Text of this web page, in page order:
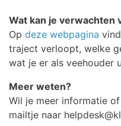
Wat kan je verwachten
Op deze webpagina
traject verloopt, welke
wat je er als veehouder
Meer weten?
Wil je meer informatie
mailtje naar